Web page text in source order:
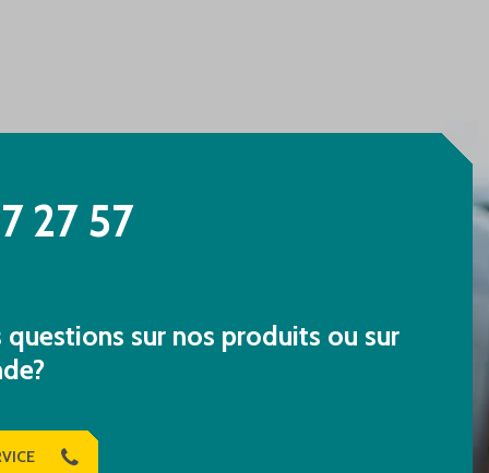
27 57
questions sur nos produits ou sur